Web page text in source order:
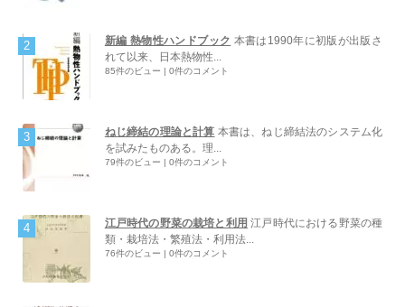
新編 熱物性ハンドブック 本書は1990年に初版が出版さ
れて以来、日本熱物性...
85件のビュー | 0件のコメント
ねじ締結の理論と計算 本書は、ねじ締結法のシステム化
を試みたものある。理...
79件のビュー | 0件のコメント
江戸時代の野菜の栽培と利用 江戸時代における野菜の種
類・栽培法・繁殖法・利用法...
76件のビュー | 0件のコメント